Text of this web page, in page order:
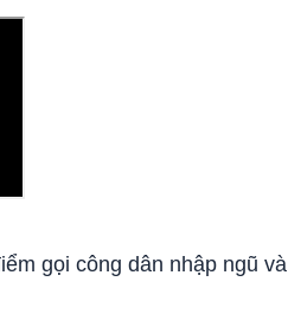
gọi công dân nhập ngũ và